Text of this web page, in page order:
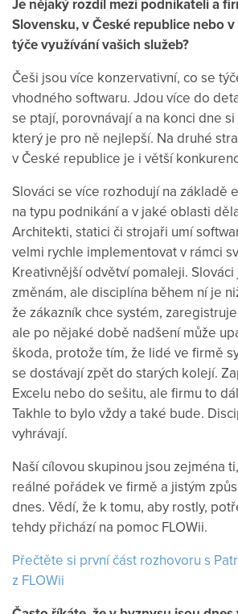
Je nějaký rozdíl mezi podnikateli a
Slovensku, v České republice nebo
týče využívání vašich služeb?
Češi jsou více konzervativní, co se
vhodného softwaru. Jdou více do
se ptají, porovnávají a na konci dne
který je pro ně nejlepší. Na druhé
v České republice je i větší
Slováci se více rozhodují na základě
na typu podnikání a v jaké oblasti
Architekti, statici či strojaři umí
velmi rychle implementovat v rámci
Kreativnější odvětví pomaleji.
změnám, ale disciplína během ní je
že zákazník chce systém,
ale po nějaké době nadšení může
škoda, protože tím, že lidé ve firmě
se dostávají zpět do starých kolejí.
Excelu nebo do sešitu, ale firmu to
Takhle to bylo vždy a také bude.
vyhrávají.
Naší cílovou skupinou jsou zejména
reálné pořádek ve firmě a jistým
dnes. Vědí, že k tomu, aby rostly,
tehdy přichází na pomoc FLOWii.
Přečtěte si první část rozhovoru s
z FLOWii